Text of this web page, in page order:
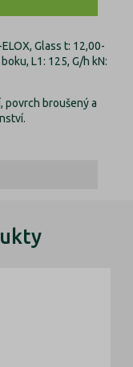
Glass t: 12,00-
L1: 125, G/h kN:
povrch broušený a